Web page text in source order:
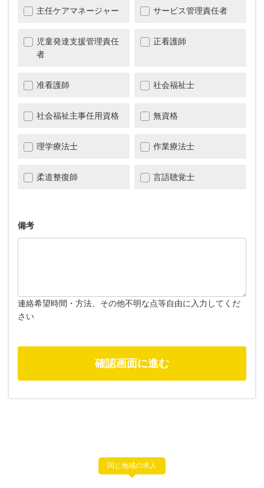
主任ケアマネージャー サービス管理責任者
児童発達支援管理責任
者
正看護師
准看護師 社会福祉士
社会福祉主事任用資格 無資格
理学療法士 作業療法士
柔道整復師 言語聴覚士
備考
連絡希望時間・方法、その他不明な点等自由に入力してくだ
さい
同じ地域の求人